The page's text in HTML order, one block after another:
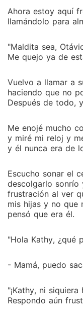
habría reído. Le
estaba huyendo
mujer que me
quedé muy
acercarme a mi
Bruno Mendes tu
Ahora estoy aquí
llamándolo para
"Maldita sea,
Me quejo ya de
Vuelvo a llamar a
haciendo que no
Después de todo,
Me enojé mucho
y miré mi reloj y
y él nunca era de
Escucho sonar el
descolgarlo
frustración al ver
mis hijas y no que
pensó que era él.
"Hola Kathy, ¿qué
- Mamá, puedo
"¡Kathy, ni
Respondo aún